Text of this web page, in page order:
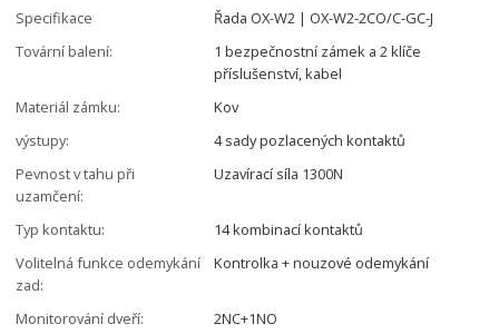
Specifikace
Řada OX-W2 | OX-W2-2CO/C-GC-J
Tovární balení:
1 bezpečnostní zámek a 2 klíče
příslušenství, kabel
Materiál zámku:
Kov
výstupy:
4 sady pozlacených kontaktů
Pevnost v tahu při
uzamčení:
Uzavírací síla 1300N
Typ kontaktu:
14 kombinací kontaktů
Volitelná funkce odemykání
zad:
Kontrolka + nouzové odemykání
Monitorování dveří:
2NC+1NO